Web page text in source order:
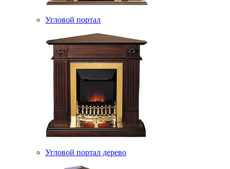
Угловой портал
Угловой портал дерево